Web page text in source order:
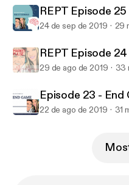
REPT Episode
24 de sep de 2019 29
REPT Episode
29 de ago de 2019 33
Episode 23 - End
22 de ago de 2019 31